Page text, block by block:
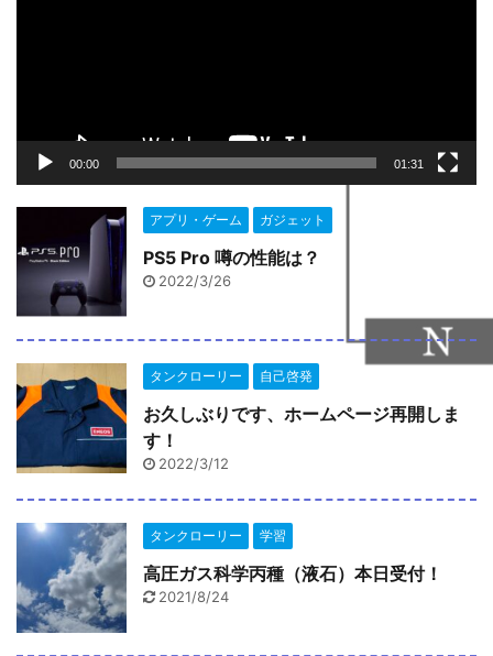
00:00 01:31
アプリ・ゲーム ガジェット
PS5 Pro 噂の性能は？
2022/3/26
タンクローリー 自己啓発
お久しぶりです、ホームページ再開しま
す！
2022/3/12
タンクローリー 学習
高圧ガス科学丙種（液石）本日受付！
2021/8/24